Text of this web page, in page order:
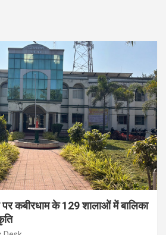
पर कबीरधाम के 129 शालाओं में बालिका